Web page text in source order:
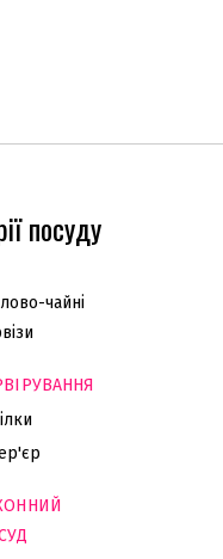
посуду
чайні